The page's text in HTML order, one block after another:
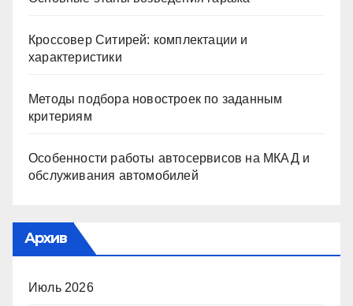
Кроссовер Ситирей: комплектации и
характеристики
Методы подбора новостроек по заданным
критериям
Особенности работы автосервисов на МКАД и
обслуживания автомобилей
Архив
Июль 2026